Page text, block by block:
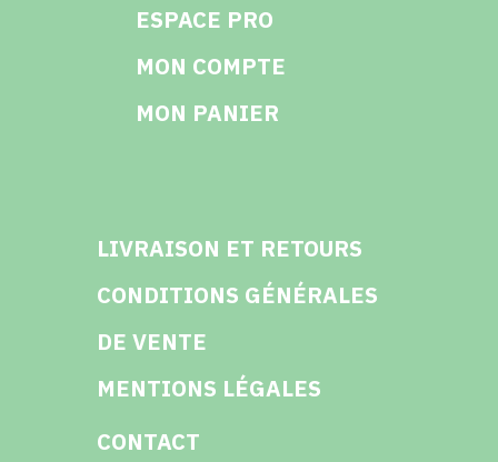
ESPACE PRO
MON COMPTE
MON PANIER
LIVRAISON ET RETOURS
CONDITIONS GÉNÉRALES
DE VENTE
MENTIONS LÉGALES
CONTACT